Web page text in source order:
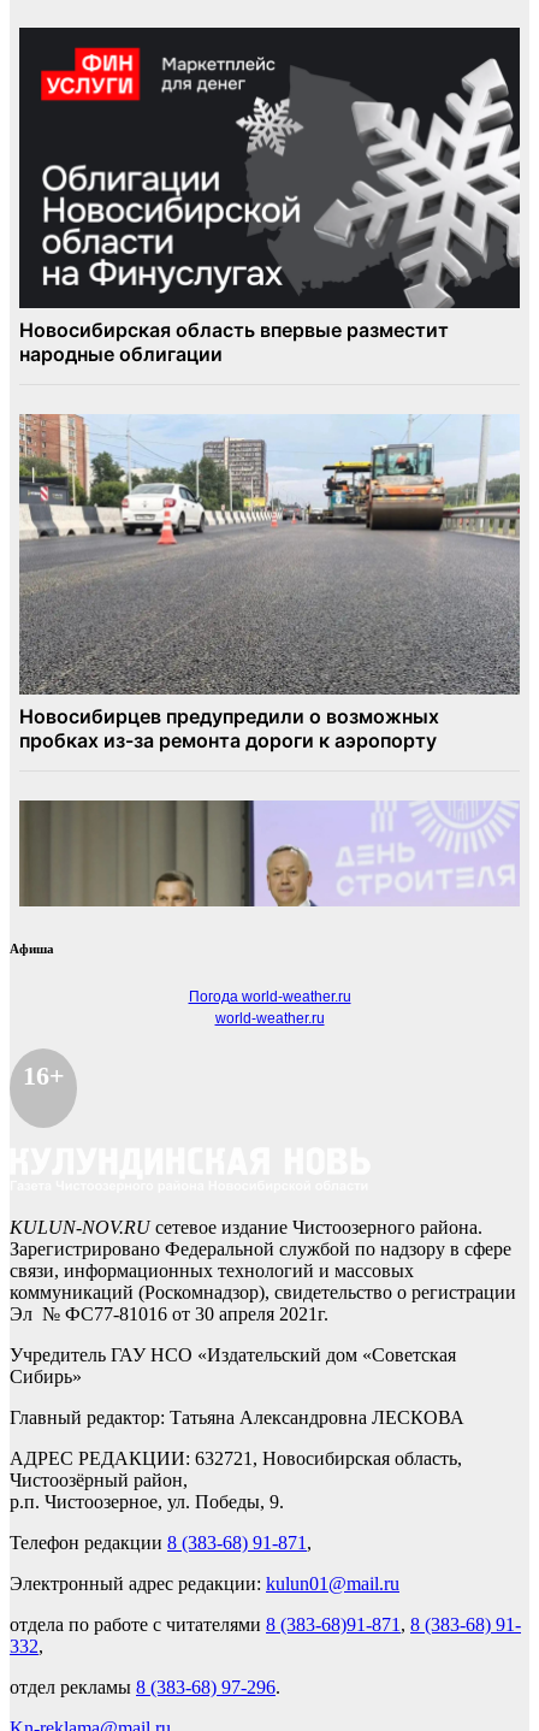
Афиша
Погода world-weather.ru
world-weather.ru
16+
KULUN-NOV.RUсетевое издание Чистоозерного района.
Зарегистрировано Федеральной службой по надзору в сфере
связи, информационных технологий и массовых
коммуникаций (Роскомнадзор), свидетельство о регистрации
Эл № ФС77-81016 от 30 апреля 2021г.
Учредитель ГАУ НСО «Издательский дом «Советская
Сибирь»
Главный редактор: Татьяна Александровна ЛЕСКОВА
АДРЕС РЕДАКЦИИ: 632721, Новосибирская область,
Чистоозёрный район,
р.п. Чистоозерное, ул. Победы, 9.
Телефон редакции 8 (383-68) 91-871 ,
Электронный адрес редакции: kulun01@mail.ru
отдела по работе с читателями 8 (383-68)91-871 , 8 (383-68) 91-
332,
отдел рекламы 8 (383-68) 97-296.